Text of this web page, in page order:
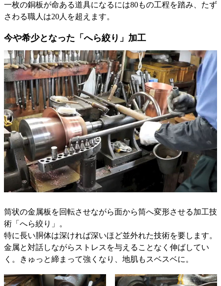
一枚の銅板が命ある道具になるには80もの工程を踏み、たず
さわる職人は20人を超えます。
今や希少となった「へら絞り」加工
筒状の金属板を回転させながら面から筒へ変形させる加工技
術「へら絞り」。
特に長い胴体は深ければ深いほど並外れた技術を要します。
金属と対話しながらストレスを与えることなく伸ばしてい
く。きゅっと締まって強くなり、地肌もスベスベに。